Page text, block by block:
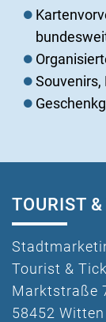
Souvenirs,
TOURIST
Tourist &
Marktstraße
58452 Witten